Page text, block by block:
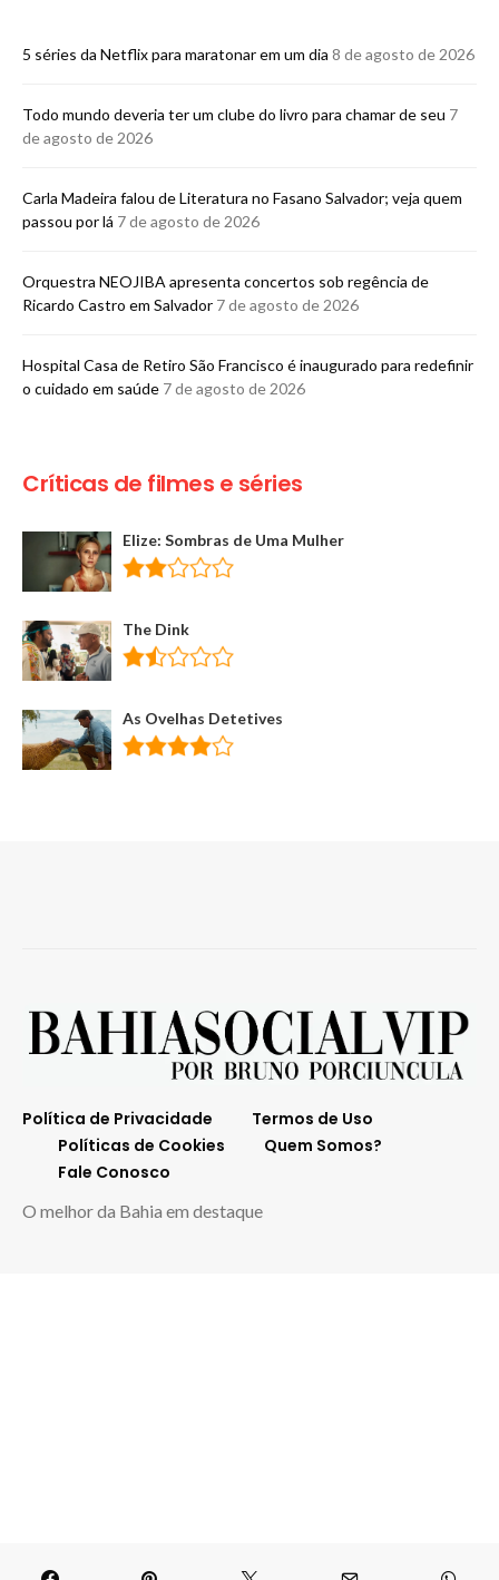
5 séries da Netflix para maratonar em um dia 8 de agosto de 2026
Todo mundo deveria ter um clube do livro para chamar de seu 7
de agosto de 2026
Carla Madeira falou de Literatura no Fasano Salvador; veja quem
passou por lá 7 de agosto de 2026
Orquestra NEOJIBA apresenta concertos sob regência de
Ricardo Castro em Salvador 7 de agosto de 2026
Hospital Casa de Retiro São Francisco é inaugurado para redefinir
o cuidado em saúde 7 de agosto de 2026
Críticas de filmes e séries
Elize: Sombras de Uma Mulher
The Dink
As Ovelhas Detetives
Política de Privacidade
Termos de Uso
Políticas de Cookies
Quem Somos?
Fale Conosco
O melhor da Bahia em destaque